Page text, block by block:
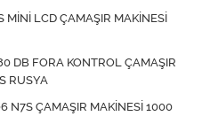
LCD ÇAMAŞIR MAKİNESİ
DB FORA KONTROL ÇAMAŞIR
RUSYA
N7S ÇAMAŞIR MAKİNESİ 1000